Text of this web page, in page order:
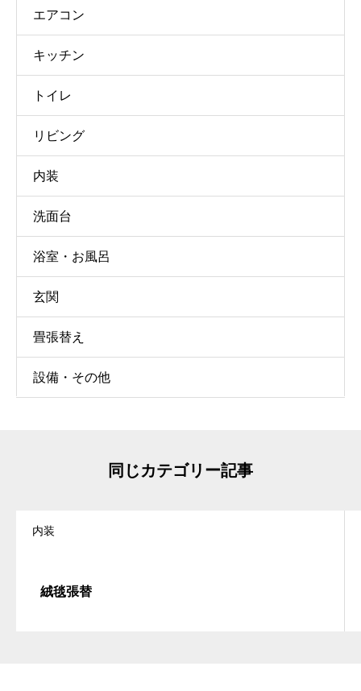
エアコン
キッチン
トイレ
リビング
内装
洗面台
浴室・お風呂
玄関
畳張替え
設備・その他
同じカテゴリー記事
内装
絨毯張替